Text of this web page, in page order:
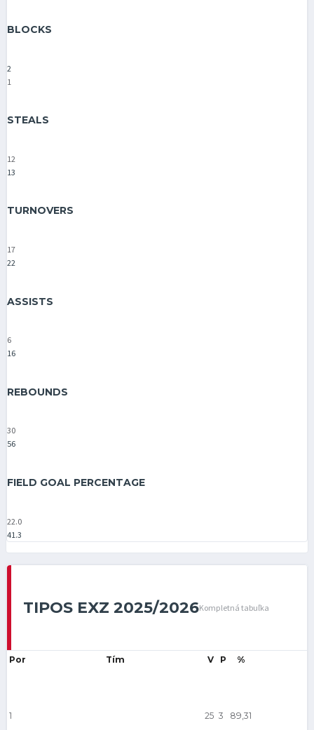
BLOCKS
2
1
STEALS
12
13
TURNOVERS
17
22
ASSISTS
6
16
REBOUNDS
30
56
FIELD GOAL PERCENTAGE
22.0
41.3
TIPOS EXZ 2025/2026Kompletná tabuľka
Por Tím V P %
1 25 3 89,31